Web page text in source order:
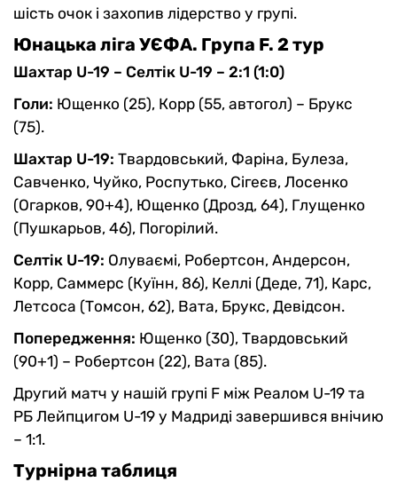
шість очок і захопив лідерство у групі.
Юнацька ліга УЄФА. Група F. 2 тур
Шахтар U-19 – Селтік U-19 – 2:1 (1:0)
Голи: Ющенко (25), Корр (55, автогол) – Брукс
(75).
Шахтар U-19: Твардовський, Фаріна, Булеза,
Савченко, Чуйко, Роспутько, Сігеєв, Лосенко
(Огарков, 90+4), Ющенко (Дрозд, 64), Глущенко
(Пушкарьов, 46), Погорілий.
Селтік U-19: Олуваємі, Робертсон, Андерсон,
Корр, Саммерс (Куїнн, 86), Келлі (Деде, 71), Карс,
Летсоса (Томсон, 62), Вата, Брукс, Девідсон.
Попередження: Ющенко (30), Твардовський
(90+1) – Робертсон (22), Вата (85).
Другий матч у нашій групі F між Реалом U-19 та
РБ Лейпцигом U-19 у Мадриді завершився внічию
– 1:1.
Турнірна таблиця